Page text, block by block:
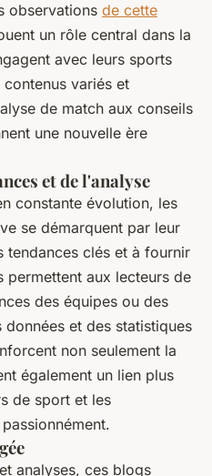
observations de cette
un rôle central dans la
avec leurs sports
variés et
de match aux conseils
une nouvelle ère
et de l'analyse
constante évolution, les
se démarquent par leur
clés et à fournir
permettent aux lecteurs de
des équipes ou des
et des statistiques
non seulement la
également un lien plus
de sport et les
analyses, ces blogs